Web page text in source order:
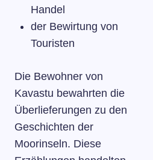
Handel
der Bewirtung von
Touristen
Die Bewohner von
Kavastu bewahrten die
Überlieferungen zu den
Geschichten der
Moorinseln. Diese